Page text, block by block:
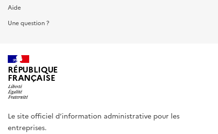
Aide
Une question ?
RÉPUBLIQUE
FRANÇAISE
Le site officiel d’information administrative pour les
entreprises.